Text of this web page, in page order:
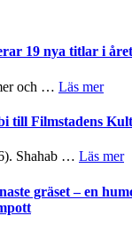
19 nya titlar i
och … Läs merom
Out
19
titlar
till Filmstadens
Shahab … Läs mer
gräset – en